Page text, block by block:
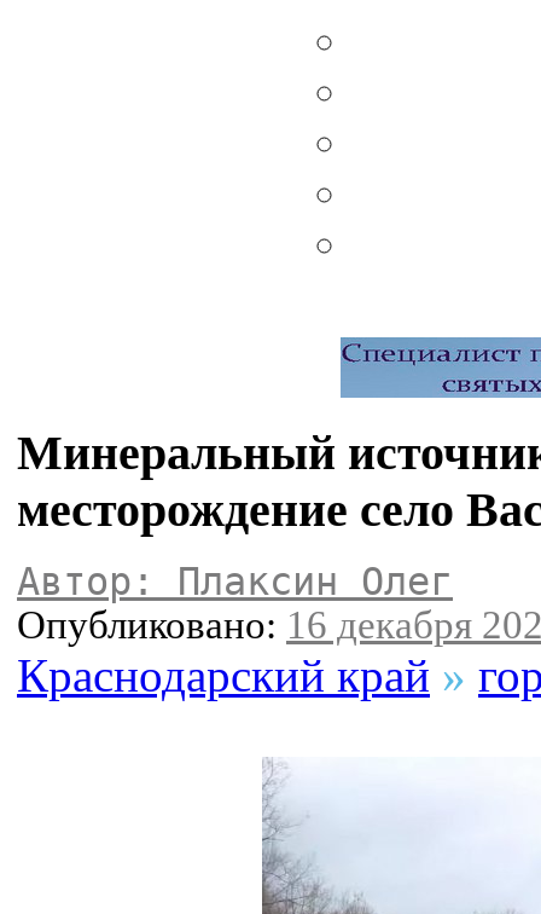
Минеральный
месторождение село
Автор: Плаксин Олег
Опубликовано: 16 декабря
Краснодарский край »